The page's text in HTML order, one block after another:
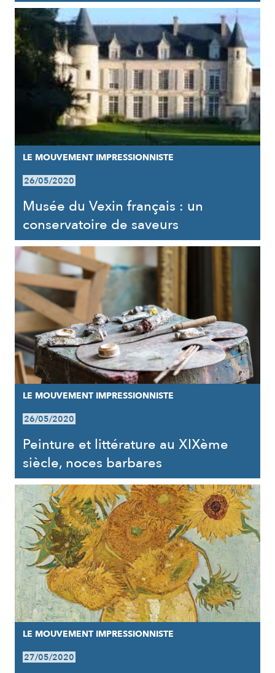
LE MOUVEMENT IMPRESSIONNISTE
26/05/2020
Musée du Vexin français : un
conservatoire de saveurs
LE MOUVEMENT IMPRESSIONNISTE
26/05/2020
Peinture et littérature au XIXème
siècle, noces barbares
LE MOUVEMENT IMPRESSIONNISTE
27/05/2020